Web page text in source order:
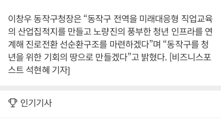
이창우 동작구청장은 “동작구 전역을 미래대응형 직업교육
의 산업집적지를 만들고 노량진의 풍부한 청년 인프라를 연
계해 진로전환 선순환구조를 마련하겠다”며 “동작구를 청
년을 위한 기회의 땅으로 만들겠다”고 밝혔다. [비즈니스포
스트 석현혜 기자]
인기기사